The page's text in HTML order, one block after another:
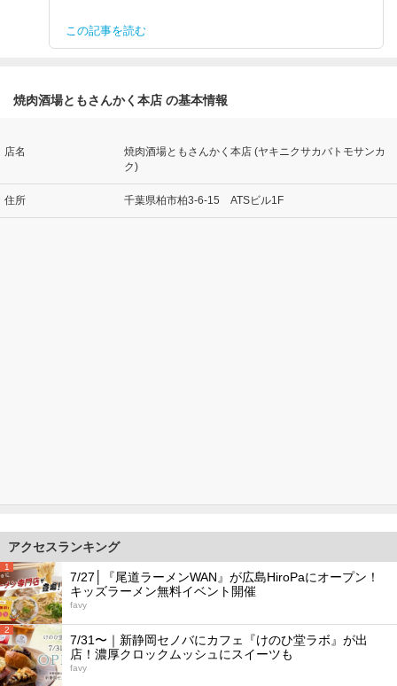
この記事を読む
焼肉酒場ともさんかく本店 の基本情報
店名
焼肉酒場ともさんかく本店 (ヤキニクサカバトモサンカ
ク)
住所 千葉県柏市柏3-6-15 ATSビル1F
アクセスランキング
1
7/27│『尾道ラーメンWAN』が広島HiroPaにオープン！
キッズラーメン無料イベント開催
favy
2
7/31〜｜新静岡セノバにカフェ『けのひ堂ラボ』が出
店！濃厚クロックムッシュにスイーツも
favy